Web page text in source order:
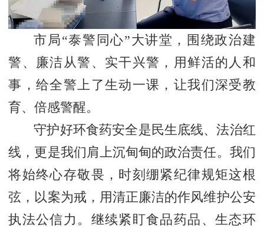
市局“泰警同心”大讲堂，围绕政治建
警、廉洁从警、实干兴警，用鲜活的人和
事，给全警上了生动一课，让我们深受教
育、倍感警醒。
守护好环食药安全是民生底线、法治红
线，更是我们肩上沉甸甸的政治责任。我们
将始终心存敬畏，时刻绷紧纪律规矩这根
弦，以案为戒，用清正廉洁的作风维护公安
执法公信力。继续紧盯食品药品、生态环